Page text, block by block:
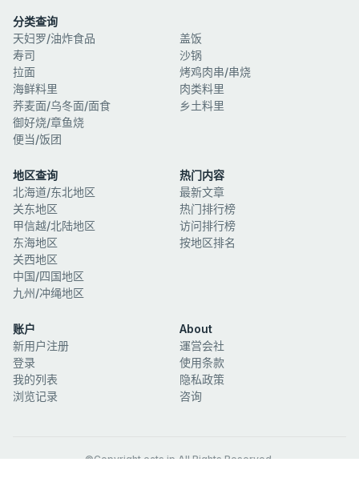
分类查询
天妇罗/油炸食品
寿司
拉面
海鲜料里
荞麦面/乌冬面/面食
御好烧/章鱼烧
便当/饭团
盖饭
沙锅
烤鸡肉串/串烧
肉类料里
乡土料里
地区查询
北海道/东北地区
关东地区
甲信越/北陆地区
东海地区
关西地区
中国/四国地区
九州/冲绳地区
热门内容
最新文章
热门排行榜
访问排行榜
按地区排名
账户
新用户注册
登录
我的列表
浏览记录
About
運営会社
使用条款
隐私政策
咨询
©Copyright eats.jp All Rights Reserved.